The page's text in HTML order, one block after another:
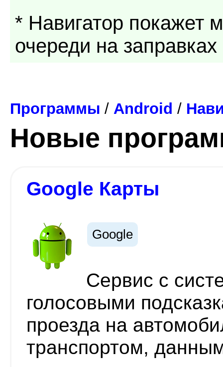
* Навигатор покажет
очереди на
Программы / Android /
Новые
Google Карты
Google
Сервис с
голосовыми
проезда на
транспортом,